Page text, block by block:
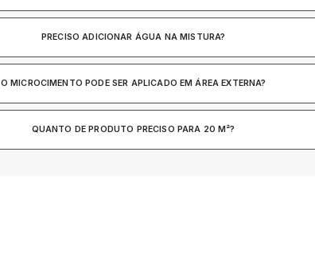
PRECISO ADICIONAR ÁGUA NA MISTURA?
O MICROCIMENTO PODE SER APLICADO EM ÁREA EXTERNA?
QUANTO DE PRODUTO PRECISO PARA 20 M²?